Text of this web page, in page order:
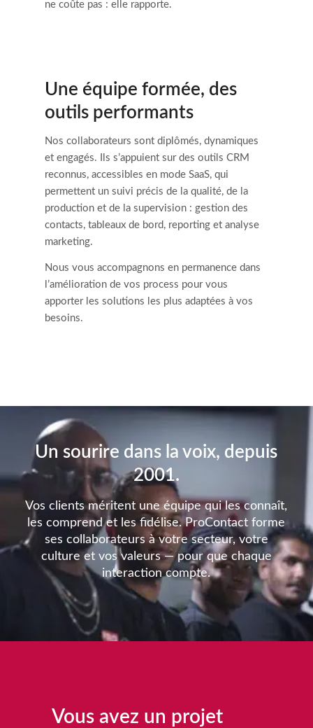
ne coûte pas : elle rapporte.
Une équipe formée, des
outils performants
Nos collaborateurs sont diplômés, dynamiques
et engagés. Ils s’appuient sur des outils CRM
reconnus, accessibles en mode SaaS, qui
permettent un suivi précis de la qualité, de la
production et de la supervision : gestion des
contacts, tableaux de bord, reporting et analyse
marketing.
Nous vous accompagnons en permanence dans
l’amélioration de vos process pour vous
apporter les solutions les plus adaptées à vos
besoins.
Un sourire dans la voix, depuis
2001.
Vos clients méritent une équipe qui les connaît,
les comprend et les fidélise. ProContact forme
ses collaborateurs à votre secteur, votre
culture et vos valeurs — pour que chaque
interaction compte.
Vous avez un projet